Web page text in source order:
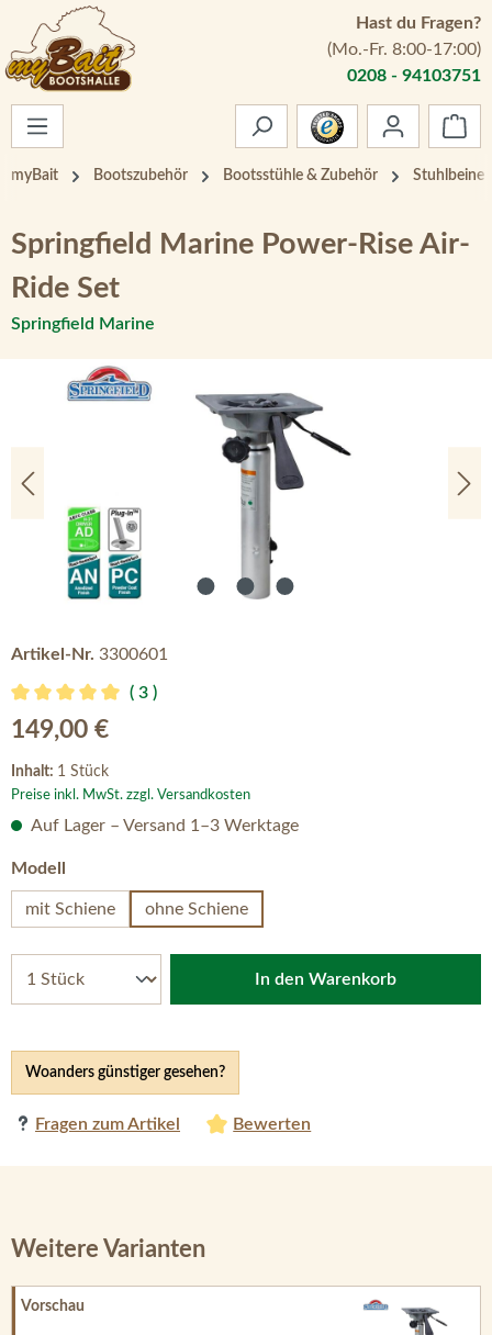
Zum Hauptinhalt springen
Hast du Fragen?
(Mo.-Fr. 8:00-17:00)
0208 - 94103751
myBait Bootszubehör Bootsstühle & Zubehör Stuhlbeine
Springfield Marine Power-Rise Air-
Ride Set
Springfield Marine
Bildergalerie überspringen
Artikel-Nr. 3300601
Durchschnittliche Bewertung von 5 von 5 Sternen
3
Regulärer Preis:
149,00 €
Inhalt: 1 Stück
Preise inkl. MwSt. zzgl. Versandkosten
Woanders günstiger gesehen?
Fragen zum Artikel Bewerten
Auf Lager – Versand 1–3 Werktage
Modell
mit Schiene ohne Schiene
In den Warenkorb
Weitere Varianten